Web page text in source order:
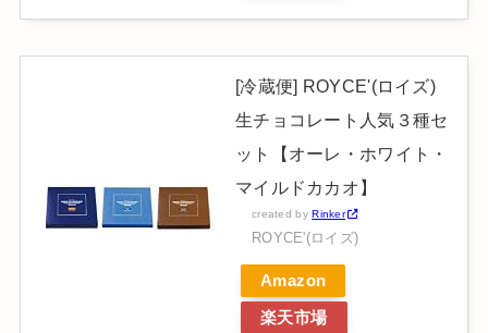
[冷蔵便] ROYCE'(ロイズ)
生チョコレート人気３種セ
ット【オーレ・ホワイト・
マイルドカカオ】
created byRinker
ROYCE'(ロイズ)
Amazon
楽天市場